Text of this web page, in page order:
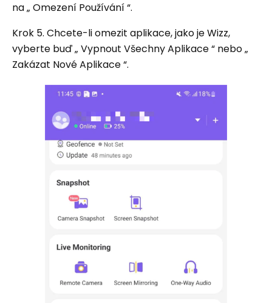
na „ Omezení Používání “.
Krok 5. Chcete-li omezit aplikace, jako je Wizz,
vyberte buď „ Vypnout Všechny Aplikace “ nebo „
Zakázat Nové Aplikace “.